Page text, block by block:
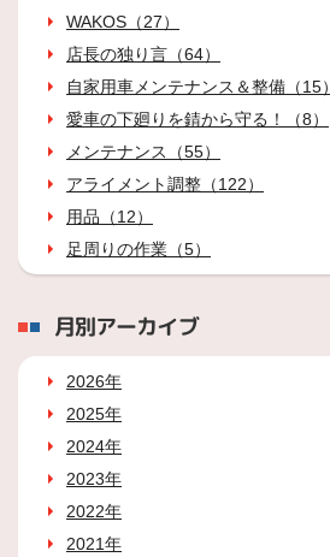
WAKOS（27）
店長の独り言（64）
自家用車メンテナンス＆整備（15）
愛車の下廻りを錆から守る！（8）
メンテナンス（55）
アライメント調整（122）
用品（12）
足周りの作業（5）
月別アーカイブ
2026年
2025年
2024年
2023年
2022年
2021年